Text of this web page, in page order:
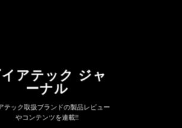
アテック ジャ
ーナル
テック取扱ブランドの製品レビュー
やコンテンツを連載!!